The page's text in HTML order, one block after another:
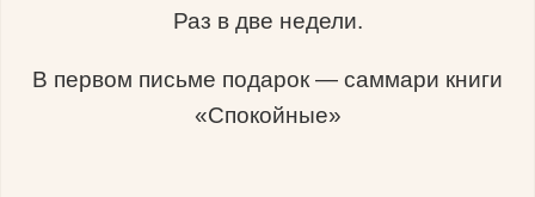
Раз в две недели.
В первом письме подарок — саммари книги
«Спокойные»